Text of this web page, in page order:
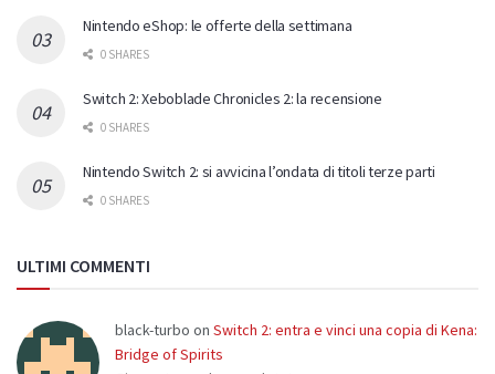
Nintendo eShop: le offerte della settimana
0 SHARES
Switch 2: Xeboblade Chronicles 2: la recensione
0 SHARES
Nintendo Switch 2: si avvicina l’ondata di titoli terze parti
0 SHARES
ULTIMI COMMENTI
black-turbo on Switch 2: entra e vinci una copia di Kena:
Bridge of Spirits